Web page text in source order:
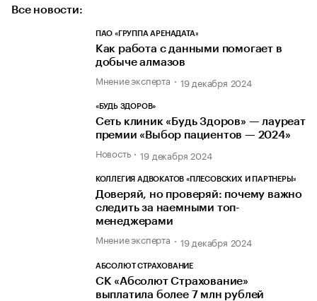
Все новости:
ПАО «ГРУППА АРЕНАДАТА»
Как работа с данными помогает в
добыче алмазов
Мнение эксперта 19 декабря 2024
«БУДЬ ЗДОРОВ»
Сеть клиник «Будь Здоров» — лауреат
премии «Выбор пациентов — 2024»
Новость 19 декабря 2024
КОЛЛЕГИЯ АДВОКАТОВ «ПЛЕСОВСКИХ И ПАРТНЕРЫ»
Доверяй, но проверяй: почему важно
следить за наемными топ-
менеджерами
Мнение эксперта 19 декабря 2024
АБСОЛЮТ СТРАХОВАНИЕ
СК «Абсолют Страхование»
выплатила более 7 млн рублей